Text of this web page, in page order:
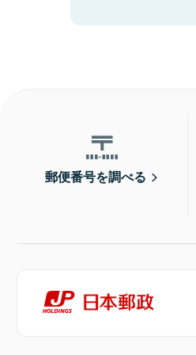
郵便番号を調べる